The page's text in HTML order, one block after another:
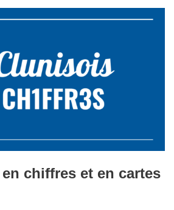
chiffres et en cartes